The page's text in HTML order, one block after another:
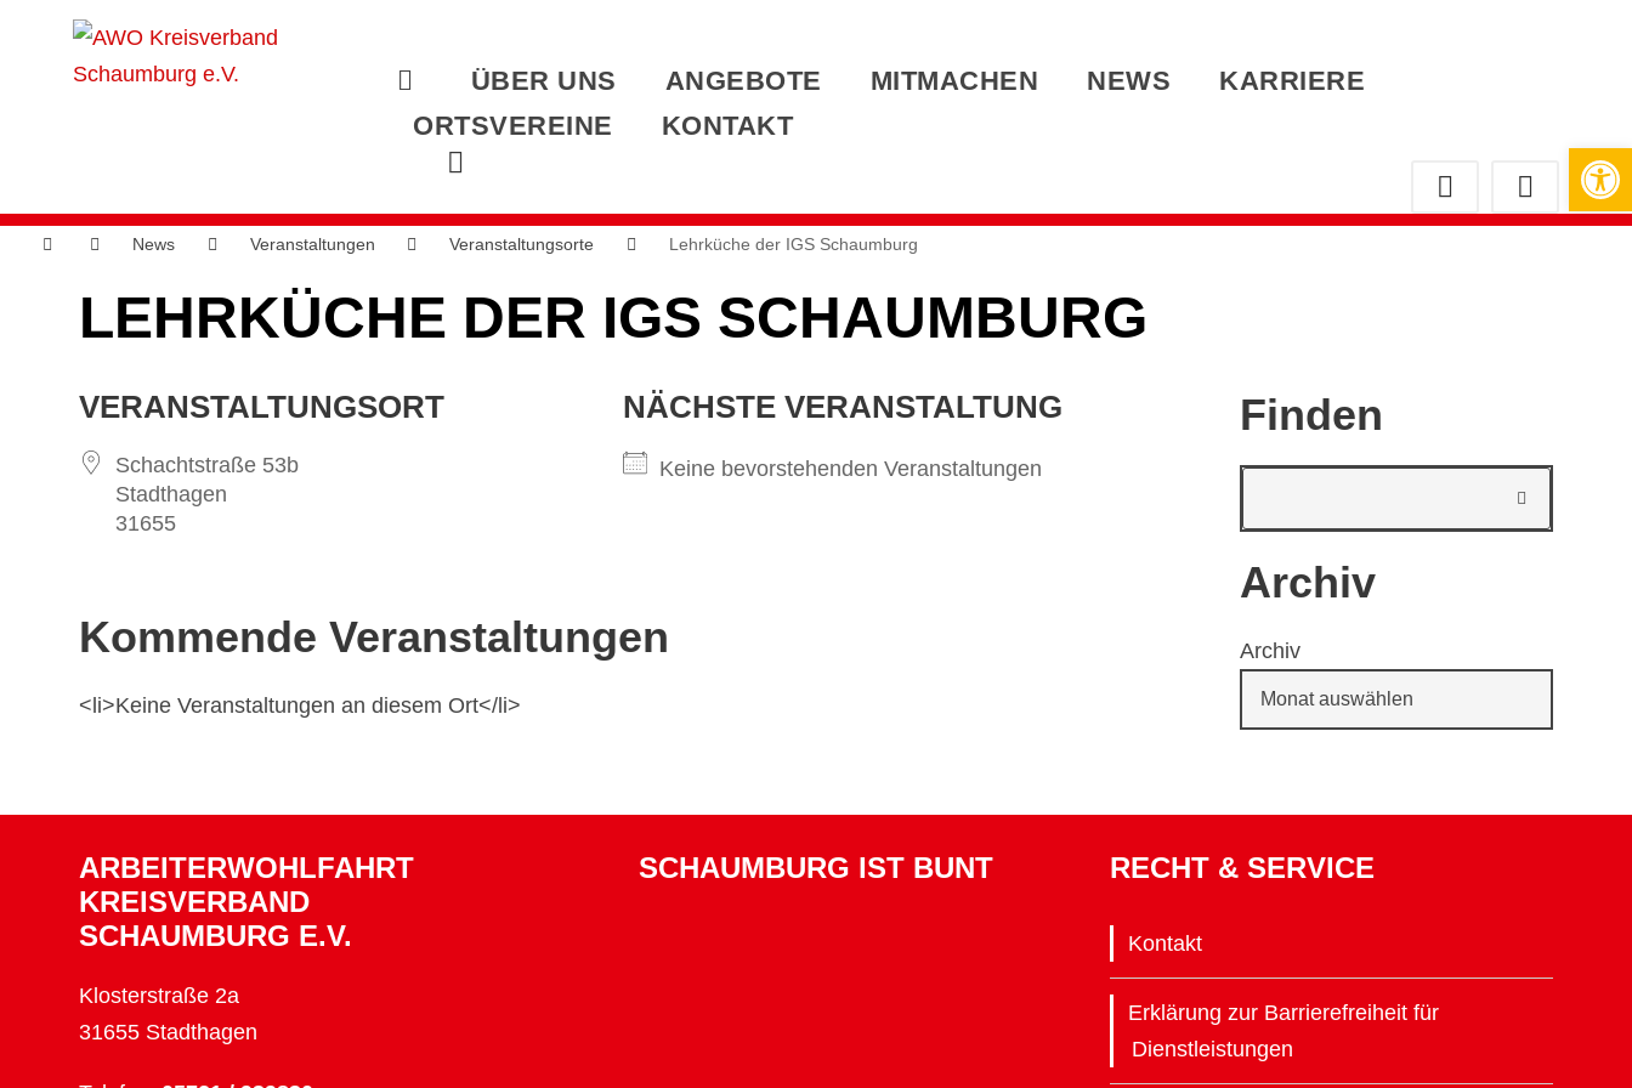
ÜBER UNS ANGEBOTE MITMACHEN NEWS
KARRIERE
ORTSVEREINE
KONTAKT
News Veranstaltungen Veranstaltungsorte Lehrküche der IGS Schaumburg
LEHRKÜCHE DER IGS SCHAUMBURG
VERANSTALTUNGSORT
Schachtstraße 53b
Stadthagen
31655
NÄCHSTE VERANSTALTUNG
Keine bevorstehenden Veranstaltungen
Kommende Veranstaltungen
<li>Keine Veranstaltungen an diesem Ort</li>
Finden
Archiv
Archiv
ARBEITERWOHLFAHRT
KREISVERBAND
SCHAUMBURG E.V.
Klosterstraße 2a
31655 Stadthagen
SCHAUMBURG IST BUNT RECHT & SERVICE
Kontakt
Erklärung zur Barrierefreiheit für
Dienstleistungen
Werkzeugleiste öffnen